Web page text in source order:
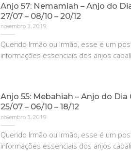
Anjo 57: Nemamiah – Anjo do
27/07 – 08/10 – 20/12
novembro 3, 2019
Querido Irmão ou Irmão, esse é um
informações essenciais dos anjos
Anjo 55: Mebahiah – Anjo do Dia
25/07 – 06/10 – 18/12
novembro 3, 2019
Querido Irmão ou Irmão, esse é um
informações essenciais dos anjos